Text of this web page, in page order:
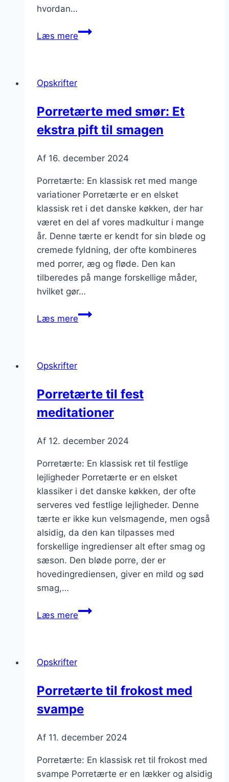
hvordan…
Læs mereSmagfuld
Opskrifter
Porretærte med smør: Et
ekstra pift til smagen
Af 16. december 2024
Porretærte: En klassisk ret med mange
variationer Porretærte er en elsket
klassisk ret i det danske køkken, der har
været en del af vores madkultur i mange
år. Denne tærte er kendt for sin bløde og
cremede fyldning, der ofte kombineres
med porrer, æg og fløde. Den kan
tilberedes på mange forskellige måder,
hvilket gør…
Læs merePorretærte
til
smagen
Opskrifter
Porretærte til fest
meditationer
Af 12. december 2024
Porretærte: En klassisk ret til festlige
lejligheder Porretærte er en elsket
klassiker i det danske køkken, der ofte
serveres ved festlige lejligheder. Denne
tærte er ikke kun velsmagende, men også
alsidig, da den kan tilpasses med
forskellige ingredienser alt efter smag og
sæson. Den bløde porre, der er
hovedingrediensen, giver en mild og sød
smag,…
Læs merePorretærte
Opskrifter
Porretærte til frokost med
svampe
Af 11. december 2024
Porretærte: En klassisk ret til frokost med
svampe Porretærte er en lækker og alsidig